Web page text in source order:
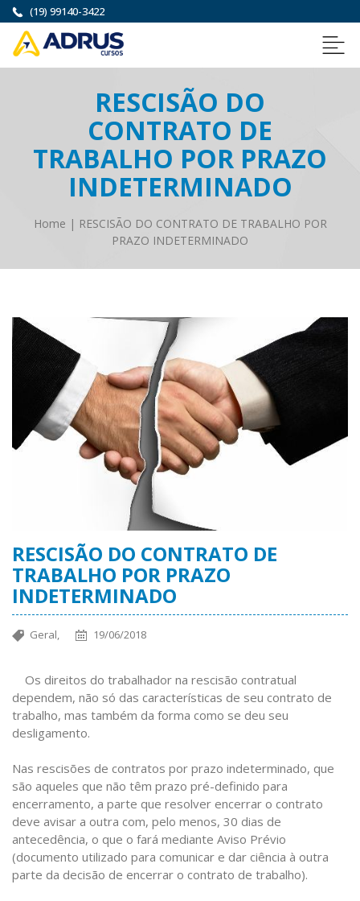
(19) 99140-3422
RESCISÃO DO
CONTRATO DE
TRABALHO POR PRAZO
INDETERMINADO
Home | RESCISÃO DO CONTRATO DE TRABALHO POR
PRAZO INDETERMINADO
RESCISÃO DO CONTRATO DE
TRABALHO POR PRAZO
INDETERMINADO
Geral, 19/06/2018
Os direitos do trabalhador na rescisão contratual
dependem, não só das características de seu contrato de
trabalho, mas também da forma como se deu seu
desligamento.
Nas rescisões de contratos por prazo indeterminado, que
são aqueles que não têm prazo pré-definido para
encerramento, a parte que resolver encerrar o contrato
deve avisar a outra com, pelo menos, 30 dias de
antecedência, o que o fará mediante Aviso Prévio
(documento utilizado para comunicar e dar ciência à outra
parte da decisão de encerrar o contrato de trabalho).